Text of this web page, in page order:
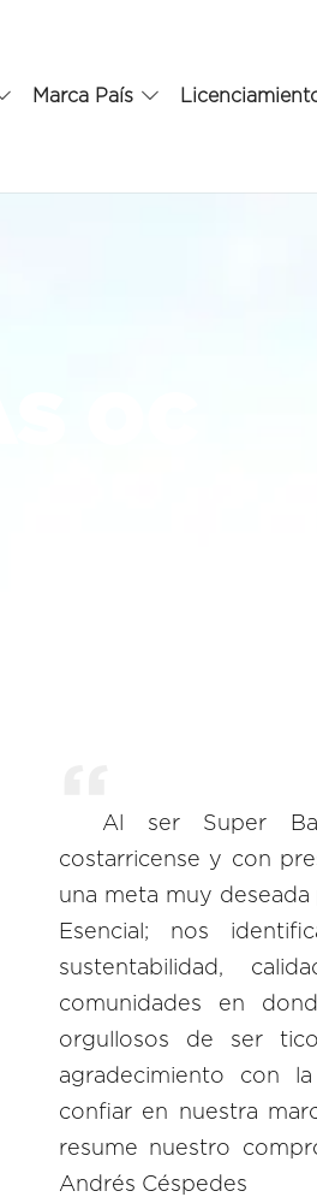
Marca País
Al ser Super
costarricense y con
una meta muy
Esencial; nos
sustentabilidad,
comunidades en
orgullosos de ser
agradecimiento con
confiar en nuestra
resume nuestro
Andrés Céspedes